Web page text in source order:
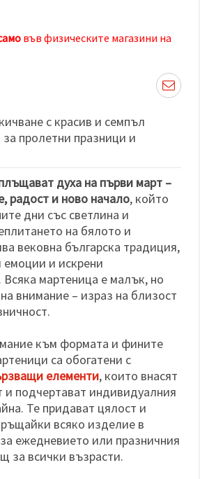
във физическите магазини на
с красив и семпъл
пролетни празници и
духа на първи март –
радост и ново начало, който
дни със светлина и
на бялото и
вековна българска традиция,
емоции и искрени
мартеница е малък, но
внимание – израз на близост
към формата и фините
са обогатени с
елементи, които внасят
и подчертават индивидуалния
Те придават цялост и
всяко изделие в
ежедневието или празничния
за всички възрасти.